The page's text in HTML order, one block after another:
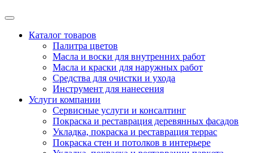
Каталог товаров
Палитра цветов
Масла и воски для внутренних работ
Масла и краски для наружных работ
Средства для очистки и ухода
Инструмент для нанесения
Услуги компании
Сервисные услуги и консалтинг
Покраска и реставрация деревянных фасадов
Укладка, покраска и реставрация террас
Покраска стен и потолков в интерьере